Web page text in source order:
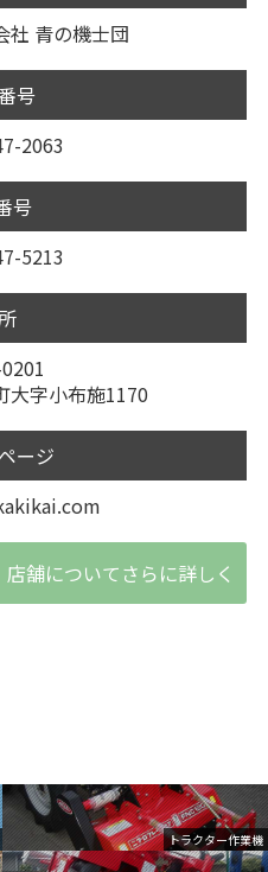
トラクター作業機
社 青の機士団
号
2063
号
5213
大字小布施1170
ージ
店舗についてさらに詳しく